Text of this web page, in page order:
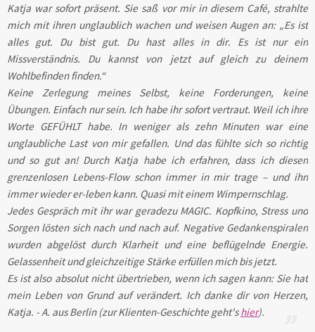
Katja war sofort präsent. Sie saß vor mir in diesem Café, strahlte
mich mit ihren unglaublich wachen und weisen Augen an: „Es ist
alles gut. Du bist gut. Du hast alles in dir. Es ist nur ein
Missverständnis. Du kannst von jetzt auf gleich zu deinem
Wohlbefinden finden.“
Keine Zerlegung meines Selbst, keine Forderungen, keine
Übungen. Einfach nur sein. Ich habe ihr sofort vertraut. Weil ich ihre
Worte GEFÜHLT habe. In weniger als zehn Minuten war eine
unglaubliche Last von mir gefallen. Und das fühlte sich so richtig
und so gut an! Durch Katja habe ich erfahren, dass ich diesen
grenzenlosen Lebens-Flow schon immer in mir trage – und ihn
immer wieder er-leben kann. Quasi mit einem Wimpernschlag.
Jedes Gespräch mit ihr war geradezu MAGIC. Kopfkino, Stress und
Sorgen lösten sich nach und nach auf. Negative Gedankenspiralen
wurden abgelöst durch Klarheit und eine beflügelnde Energie.
Gelassenheit und gleichzeitige Stärke erfüllen mich bis jetzt.
Es ist also absolut nicht übertrieben, wenn ich sagen kann: Sie hat
mein Leben von Grund auf verändert. Ich danke dir von Herzen,
Katja. - A. aus Berlin (zur Klienten-Geschichte geht'shier).